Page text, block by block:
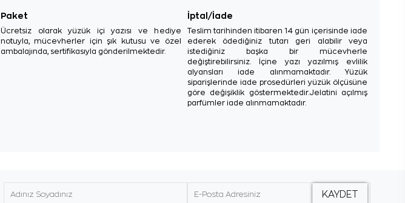
Paket
Ücretsiz olarak yüzük içi yazısı ve hediye
notuyla, mücevherler için şık kutusu ve özel
ambalajında, sertifikasıyla gönderilmektedir.
İptal/İade
Teslim tarihinden itibaren 14 gün içerisinde iade
ederek ödediğiniz tutarı geri alabilir veya
istediğiniz başka bir mücevherle
değiştirebilirsiniz. İçine yazı yazılmış evlilik
alyansları iade alınmamaktadır. Yüzük
siparişlerinde iade prosedürleri yüzük ölçüsüne
göre değişiklik göstermektedir.Jelatini açılmış
parfümler iade alınmamaktadır.